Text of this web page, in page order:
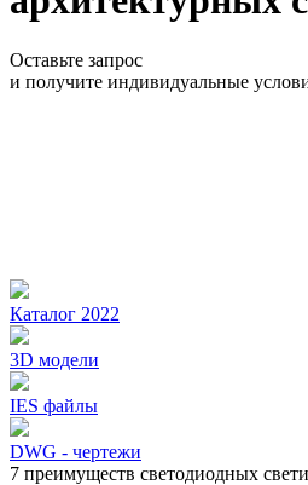
Оставьте запрос
и получите индивидуальные
Каталог 2022
3D модели
IES файлы
DWG - чертежи
7 преимуществ светодиодных